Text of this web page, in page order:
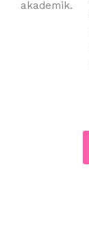
akademik.